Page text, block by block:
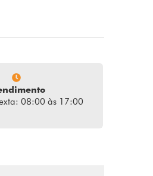
08:00 às 17:00